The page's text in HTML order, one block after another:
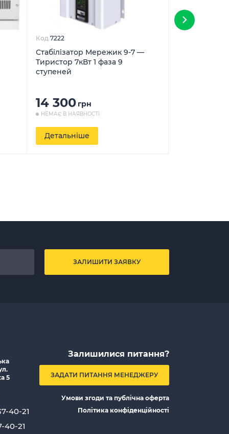
Код 7222
Стабілізатор Мережик 9-7 —
Тиристор 7кВт 1 фаза 9
ступеней
14 300 грн
НЕМАЄ В НАЯВНОСТІ
Детальніше
ЗАЛИШИТИ ЗАЯВКУ
5
40-21
40-21
Залишилися питання?
ЗАДАТИ ПИТАННЯ МЕНЕДЖЕРУ
Умови згоди та публічна оферта
Політика конфіденційності